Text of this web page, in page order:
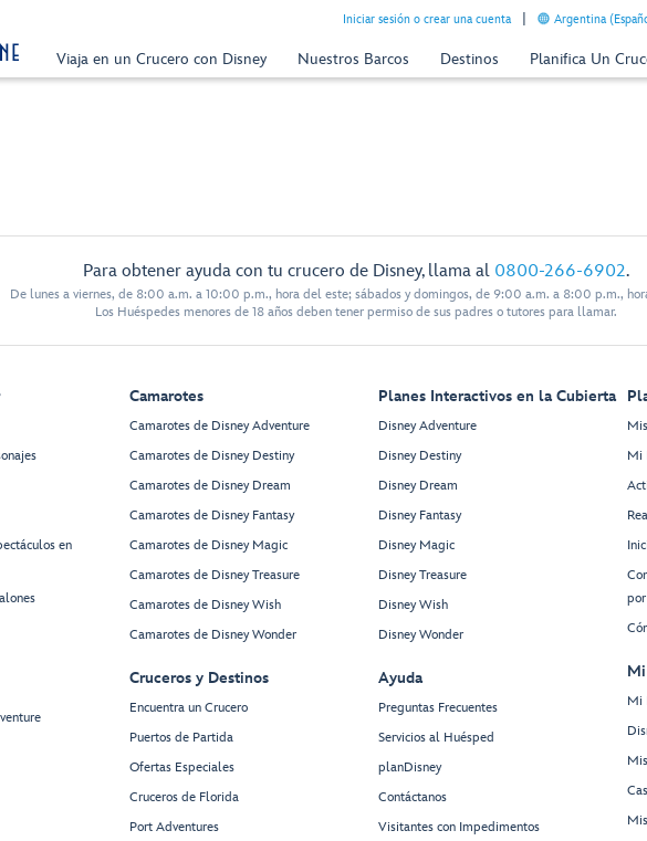
Iniciar sesión o crear una cuenta Argentina
Viaja en un Crucero con Disney Nuestros Barcos Destinos Planifica Un
Para obtener ayuda con tu crucero de Disney, llama al 0800-266-6902.
De lunes a viernes, de 8:00 a.m. a 10:00 p.m., hora del este; sábados y domingos, de 9:00 a.m. a 8:00 p.m.,
Los Huéspedes menores de 18 años deben tener permiso de sus padres o tutores para llamar.
en
Camarotes
Camarotes de Disney Adventure
Camarotes de Disney Destiny
Camarotes de Disney Dream
Camarotes de Disney Fantasy
Camarotes de Disney Magic
Camarotes de Disney Treasure
Camarotes de Disney Wish
Camarotes de Disney Wonder
Cruceros y Destinos
Encuentra un Crucero
Puertos de Partida
Ofertas Especiales
Cruceros de Florida
Port Adventures
Planes Interactivos en la Cubierta
Disney Adventure
Disney Destiny
Disney Dream
Disney Fantasy
Disney Magic
Disney Treasure
Disney Wish
Disney Wonder
Ayuda
Preguntas Frecuentes
Servicios al Huésped
planDisney
Contáctanos
Visitantes con Impedimentos
Mi
Mi